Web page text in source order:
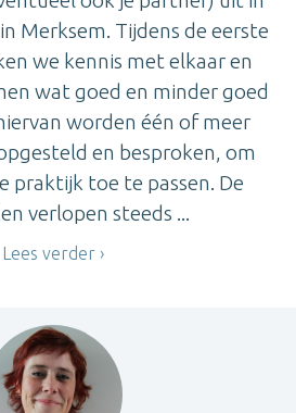
Merksem. Tijdens de eerste
we kennis met elkaar en
wat goed en minder goed
worden één of meer
en besproken, om
praktijk toe te passen. De
verlopen steeds ...
Lees verder